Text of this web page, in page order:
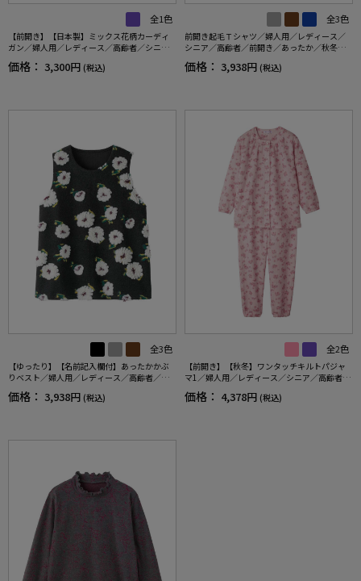
全1色
【前開き】【日本製】ミックス花柄カーディ
ガン／婦人用／レディース／高齢者／シニア
／名前記入欄付／大きめボタン／身幅ゆった
り／ギフト／プレゼント 【CF】
価格： 3,300円 (税込)
全3色
前開き起毛Ｔシャツ／婦人用／レディース／
シニア／高齢者／前開き／あったか／秋冬／
おしゃれ 【CF】
価格： 3,938円 (税込)
全3色
【ゆったり】【名前記入欄付】あったかかぶ
りベスト／婦人用／レディース／高齢者／シ
ニア／介護／秋冬／ベスト／ギフト／プレゼ
ント 【CF】
価格： 3,938円 (税込)
全2色
【前開き】【秋冬】ワンタッチキルトパジャ
マ1／婦人用／レディース／シニア／高齢者／
洗濯機OK／寝巻／プレゼント／ギフト 【C
F】
価格： 4,378円 (税込)